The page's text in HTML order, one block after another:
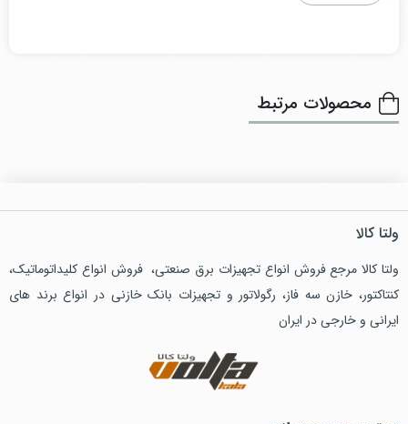
محصولات مرتبط
ولتا کالا
ولتا کالا مرجع فروش انواع تجهیزات برق صنعتی، فروش انواع کلیداتوماتیک،
کنتاکتور، خازن سه فاز، رگولاتور و تجهیزات بانک خازنی در انواع برند های
ایرانی و خارجی در ایران